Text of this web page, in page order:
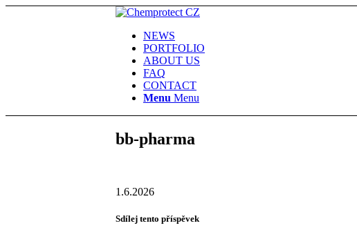
NEWS
PORTFOLIO
ABOUT US
FAQ
CONTACT
Menu Menu
bb-pharma
1.6.2026
Sdílej tento příspěvek